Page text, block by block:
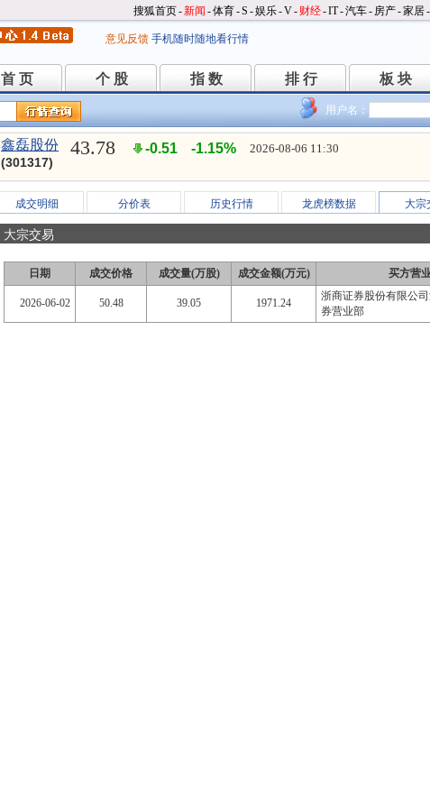
搜狐首页-新闻 -体育-S -娱乐-V- 财经-IT-汽车- 房产-家居-
意见反馈 手机随时随地看行情
首 页
首 页 个 股
个 股 指 数
指 数 排 行
排 行 板 块
板 块
用户名：
鑫磊股份
(301317)
43.78 -0.51 -1.15% 2026-08-06 11:30
成交明细 分价表 历史行情 龙虎榜数据 大宗
大宗交易
日期 成交价格 成交量(万股) 成交金额(万元) 买方营
2026-06-02 50.48 39.05 1971.24
浙商证券股份有限公
券营业部